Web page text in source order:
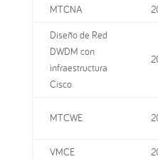
MTCNA
Diseño de Red
DWDM con
infraestructura
Cisco
MTCWE
VMCE